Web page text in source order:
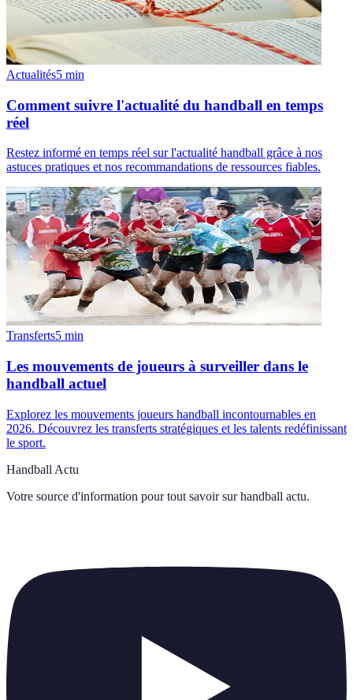
Actualités5 min
Comment suivre l'actualité du handball en temps
réel
Restez informé en temps réel sur l'actualité handball grâce à nos
astuces pratiques et nos recommandations de ressources fiables.
Transferts5 min
Les mouvements de joueurs à surveiller dans le
handball actuel
Explorez les mouvements joueurs handball incontournables en
2026. Découvrez les transferts stratégiques et les talents redéfinissant
le sport.
Handball Actu
Votre source d'information pour tout savoir sur handball actu.